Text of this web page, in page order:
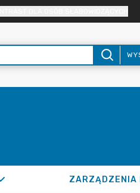
ZARZĄDZENIA